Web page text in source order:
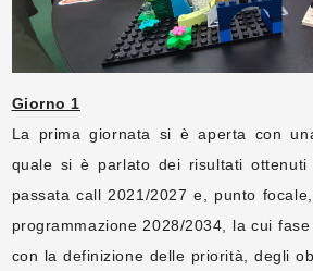
Giorno 1
La prima giornata si è aperta con
quale si è parlato dei risultati ottenuti
passata call 2021/2027 e, punto
programmazione 2028/2034, la cui
con la definizione delle priorità, degli